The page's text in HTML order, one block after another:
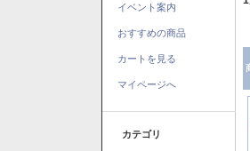
イベント案内
おすすめの商品
カートを見る
マイページへ
カテゴリ